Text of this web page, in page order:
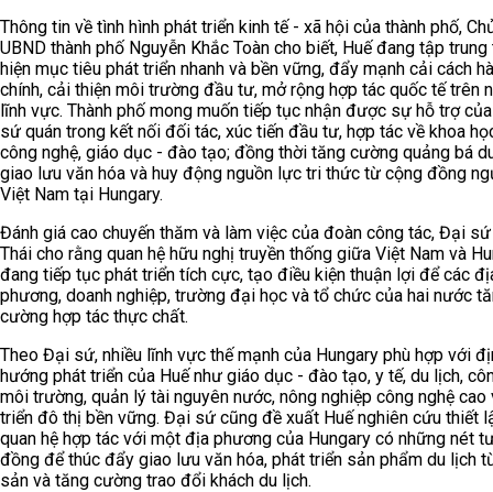
Thông tin về tình hình phát triển kinh tế - xã hội của thành phố,
UBND thành phố Nguyễn Khắc Toàn cho biết, Huế đang tập
hiện mục tiêu phát triển nhanh và bền vững, đẩy mạnh cải cách
chính, cải thiện môi trường đầu tư, mở rộng hợp tác quốc tế trên
lĩnh vực. Thành phố mong muốn tiếp tục nhận được sự hỗ trợ
sứ quán trong kết nối đối tác, xúc tiến đầu tư, hợp tác về khoa
công nghệ, giáo dục - đào tạo; đồng thời tăng cường quảng bá
giao lưu văn hóa và huy động nguồn lực tri thức từ cộng đồng
Việt Nam tại Hungary.
Đánh giá cao chuyến thăm và làm việc của đoàn công tác, Đại
Thái cho rằng quan hệ hữu nghị truyền thống giữa Việt Nam và
đang tiếp tục phát triển tích cực, tạo điều kiện thuận lợi để các
phương, doanh nghiệp, trường đại học và tổ chức của hai nước
cường hợp tác thực chất.
Theo Đại sứ, nhiều lĩnh vực thế mạnh của Hungary phù hợp với
hướng phát triển của Huế như giáo dục - đào tạo, y tế, du lịch,
môi trường, quản lý tài nguyên nước, nông nghiệp công nghệ cao
triển đô thị bền vững. Đại sứ cũng đề xuất Huế nghiên cứu thiết
quan hệ hợp tác với một địa phương của Hungary có những nét
đồng để thúc đẩy giao lưu văn hóa, phát triển sản phẩm du lịch
sản và tăng cường trao đổi khách du lịch.